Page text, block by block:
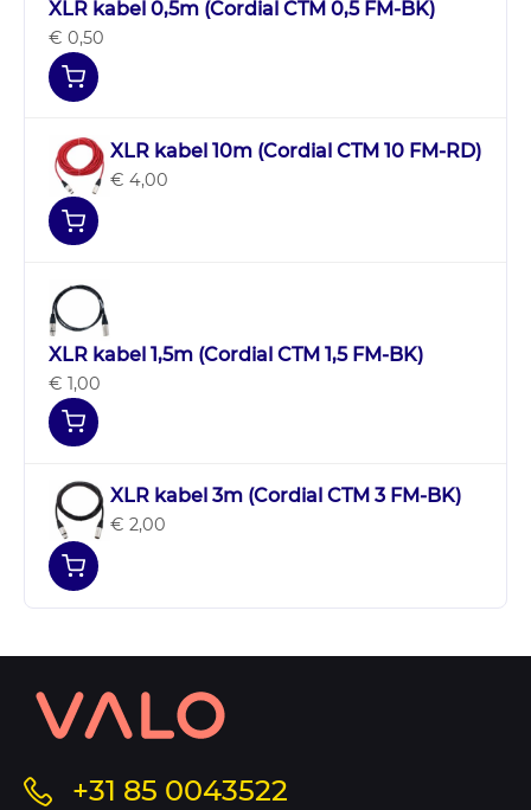
XLR kabel 0,5m (Cordial CTM 0,5 FM-BK)
€ 0,50
XLR kabel 10m (Cordial CTM 10 FM-RD)
€ 4,00
XLR kabel 1,5m (Cordial CTM 1,5 FM-BK)
€ 1,00
XLR kabel 3m (Cordial CTM 3 FM-BK)
€ 2,00
Contact
informatie
sitemap+31 85 0043522